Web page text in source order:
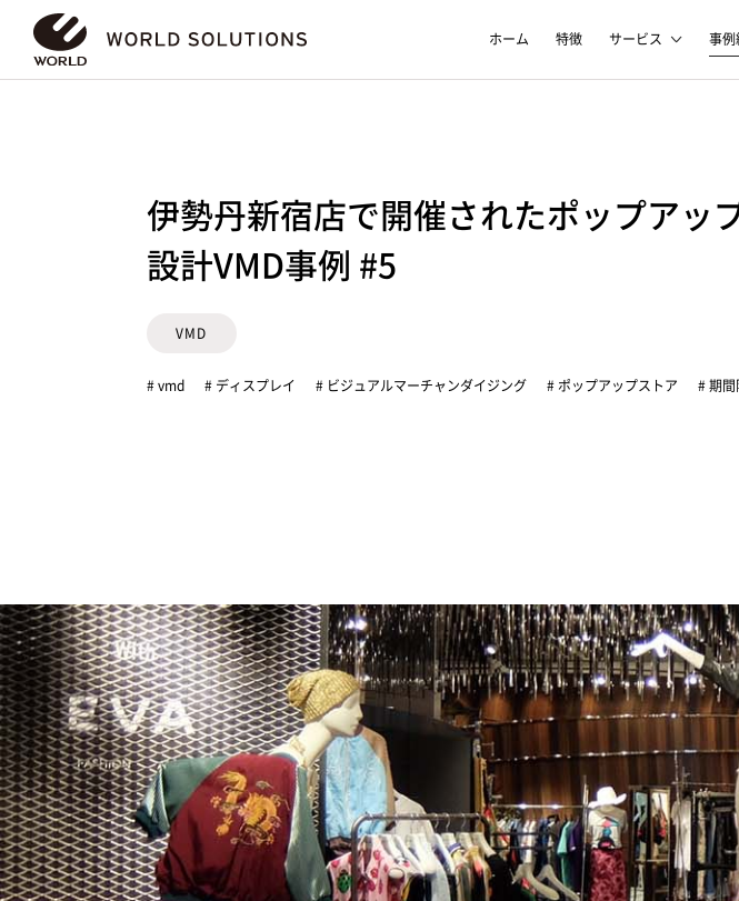
ホーム 特徴 サービス 事
伊勢丹新宿店で開催されたポップアッ
設計VMD事例 #5
VMD
# vmd # ディスプレイ # ビジュアルマーチャンダイジング # ポップアップストア # 期